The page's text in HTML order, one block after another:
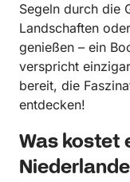
Segeln durch die
Landschaften
genießen – ein
verspricht
bereit, die
entdecken!
Was kostet